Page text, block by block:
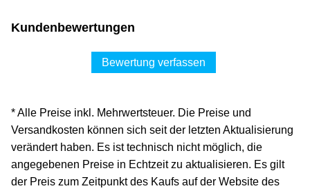
Kundenbewertungen
Bewertung verfassen
* Alle Preise inkl. Mehrwertsteuer. Die Preise und
Versandkosten können sich seit der letzten Aktualisierung
verändert haben. Es ist technisch nicht möglich, die
angegebenen Preise in Echtzeit zu aktualisieren. Es gilt
der Preis zum Zeitpunkt des Kaufs auf der Website des